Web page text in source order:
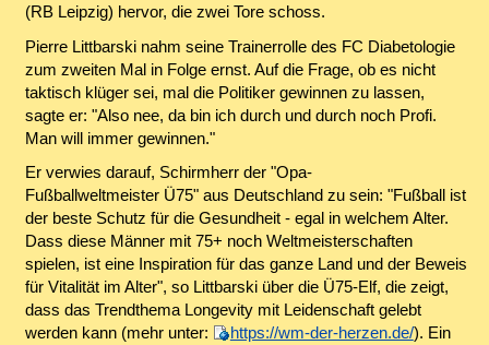
(RB Leipzig) hervor, die zwei Tore schoss.
Pierre Littbarski nahm seine Trainerrolle des FC Diabetologie
zum zweiten Mal in Folge ernst. Auf die Frage, ob es nicht
taktisch klüger sei, mal die Politiker gewinnen zu lassen,
sagte er: "Also nee, da bin ich durch und durch noch Profi.
Man will immer gewinnen."
Er verwies darauf, Schirmherr der "Opa-
Fußballweltmeister Ü75" aus Deutschland zu sein: "Fußball ist
der beste Schutz für die Gesundheit - egal in welchem Alter.
Dass diese Männer mit 75+ noch Weltmeisterschaften
spielen, ist eine Inspiration für das ganze Land und der Beweis
für Vitalität im Alter", so Littbarski über die Ü75-Elf, die zeigt,
dass das Trendthema Longevity mit Leidenschaft gelebt
werden kann (mehr unter:
https://wm-der-herzen.de/). Ein